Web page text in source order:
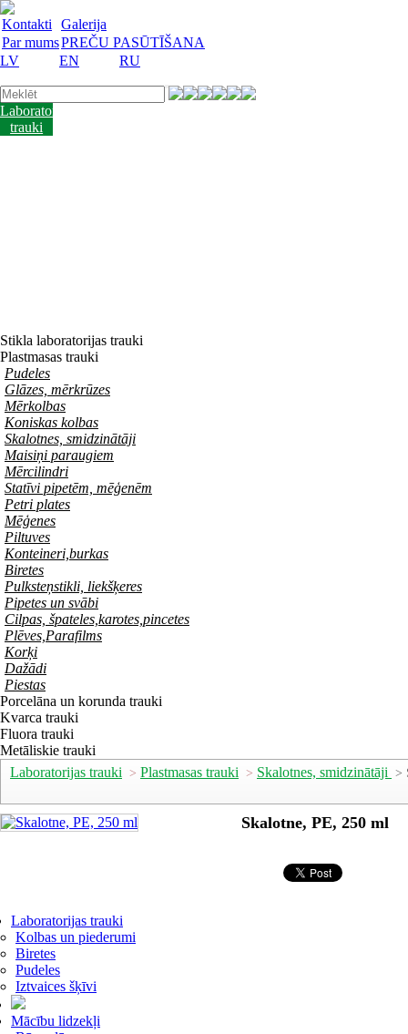
Kontakti
Galerija
Par mumsPREČU PASŪTĪŠANA
LV
EN RU
Laboratorijas
trauki
Stikla laboratorijas trauki
Plastmasas trauki
Pudeles
Glāzes, mērkrūzes
Mērkolbas
Koniskas kolbas
Skalotnes, smidzinātāji
Maisiņi paraugiem
Mērcilindri
Statīvi pipetēm, mēģenēm
Petri plates
Mēģenes
Piltuves
Konteineri,burkas
Biretes
Pulksteņstikli, liekšķeres
Pipetes un svābi
Cilpas, špateles,karotes,pincetes
Plēves,Parafilms
Korķi
Dažādi
Piestas
Porcelāna un korunda trauki
Kvarca trauki
Fluora trauki
Metāliskie trauki
Laboratorijas trauki > Plastmasas trauki > Skalotnes, smidzinātāji >
Skalotne, PE, 250 ml
Laboratorijas trauki
Kolbas un piederumi
Biretes
Pudeles
Iztvaices šķīvi
Mācību lidzekļi